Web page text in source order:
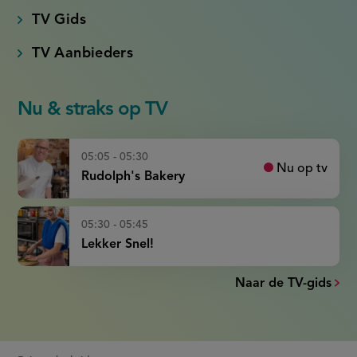
TV Gids
TV Aanbieders
Nu & straks op TV
05:05 - 05:30
Rudolph's Bakery
Nu op tv
05:30 - 05:45
Lekker Snel!
Naar de TV-gids